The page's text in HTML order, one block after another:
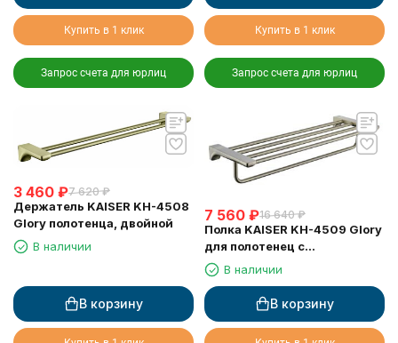
Купить в 1 клик
Запрос счета для юрлиц
Купить в 1 клик
Запрос счета для юрлиц
3 460 ₽7 620 ₽
Держатель KAISER KH-4508
Glory полотенца, двойной
В наличии
В корзину
7 560 ₽16 640 ₽
Полка KAISER KH-4509 Glory
для полотенец с
держателем
В наличии
В корзину